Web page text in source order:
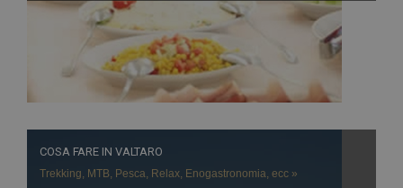
COSA FARE IN VALTARO
Trekking, MTB, Pesca, Relax, Enogastronomia, ecc »